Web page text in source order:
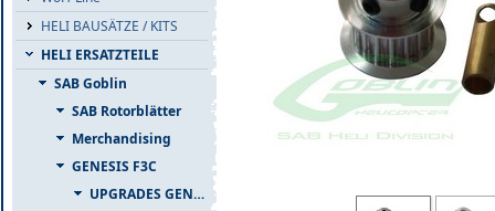
HELI BAUSÄTZE / KITS
HELI ERSATZTEILE
SAB Goblin
SAB Rotorblätter
Merchandising
GENESIS F3C
UPGRADES GENESIS F3C